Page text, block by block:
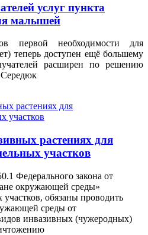
услуг пункта
малышей
первой необходимости для
теперь доступен ещё большему
расширен по решению
Середюк
растениях для
участков
Федерального закона от
окружающей среды»
обязаны проводить
среды от
инвазивных (чужеродных)